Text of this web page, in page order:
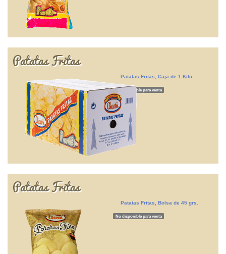
Patatas Fritas
Patatas Fritas, Caja de 1 Kilo
No disponible para venta
Patatas Fritas
Patatas Fritas, Bolsa de 45 grs.
No disponible para venta